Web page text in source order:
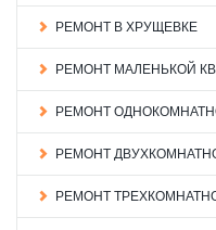
РЕМОНТ В ХРУЩЕВКЕ
РЕМОНТ МАЛЕНЬКОЙ
РЕМОНТ
РЕМОНТ
РЕМОНТ